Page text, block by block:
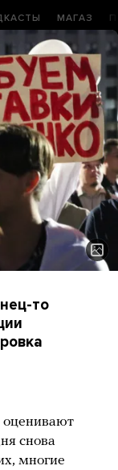
МАГАЗ
то
снова
многие